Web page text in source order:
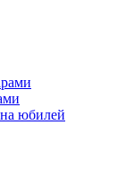
юбилей